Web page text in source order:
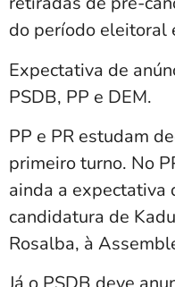
do período eleitoral
Expectativa de
PSDB, PP e DEM.
PP e PR estudam
primeiro turno. No
ainda a expectativa
candidatura de
Rosalba, à